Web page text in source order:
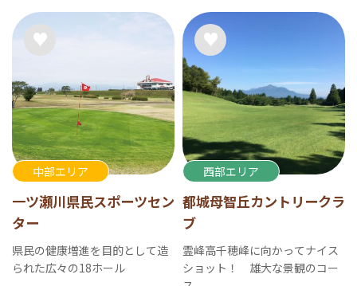
中部エリア
一ツ瀬川県民スポーツセン
ター
県民の健康増進を目的として造
られた広々の18ホール
西部エリア
都城母智丘カントリークラ
ブ
霊峰高千穂峰に向かってナイス
ショット！ 雄大な景観のコー